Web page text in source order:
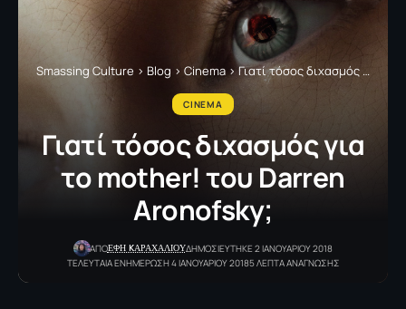
Smassing Culture > Blog > Cinema > Γιατί τόσος διχασμός για το mother! του Darren Aronofsky;
CINEMA
Γιατί τόσος διχασμός για
το mother! του Darren
Aronofsky;
ΑΠΟΕΦΗ KΑΡΑΧΑΛΙΟΥΔΗΜΟΣΙΕΥΤΗΚΕ 2 ΙΑΝΟΥΑΡΙΟΥ 2018
ΤΕΛΕΥΤΑΙΑ ΕΝΗΜΕΡΩΣΗ 4 ΙΑΝΟΥΑΡΙΟΥ 20185 ΛΕΠΤΑ ΑΝΑΓΝΩΣΗΣ